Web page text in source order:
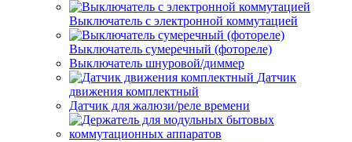
Выключатель с электронной коммутацией
Выключатель сумеречный (фотореле)
Выключатель шнуровой/диммер
Датчик
движения комплектный
Датчик для жалюзи/реле времени